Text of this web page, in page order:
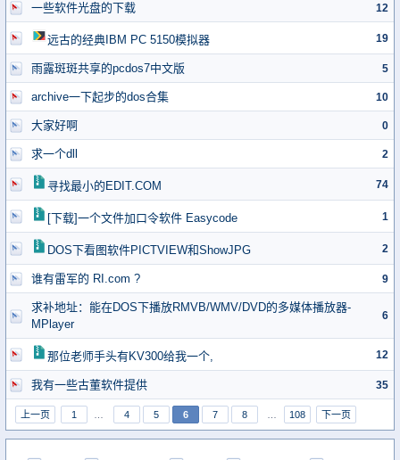
一些软件光盘的下载 12
远古的经典IBM PC 5150模拟器 19
雨露斑斑共享的pcdos7中文版 5
archive一下起步的dos合集 10
大家好啊 0
求一个dll 2
寻找最小的EDIT.COM 74
[下载]一个文件加口令软件 Easycode 1
DOS下看图软件PICTVIEW和ShowJPG 2
谁有雷军的 RI.com ? 9
求补地址：能在DOS下播放RMVB/WMV/DVD的多媒体播放器-
MPlayer
6
那位老师手头有KV300给我一个, 12
我有一些古董软件提供 35
上一页 1 4 5 6 7 8 108 下一页